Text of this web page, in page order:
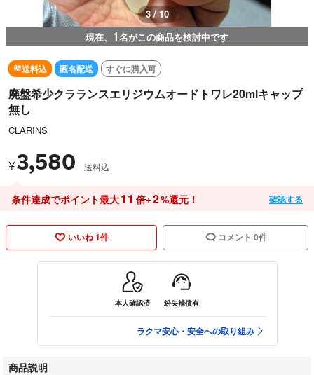
3 / 10
現在、 1名がこの商品を検討中です
送料込 匿名配送 すぐに購入可
廃盤希少クラランスエリジウムオードトワレ20mlキャップ
無し
CLARINS
¥3,580 送料込
条件達成でポイント最大11 倍+2%還元！ 確認する
いいね 1件 コメント 0件
本人確認済 紛失補償有
ラクマ安心・安全への取り組み
商品説明